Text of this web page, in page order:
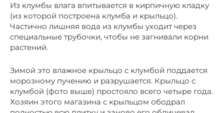
Из клумбы влага впитывается в кирпичную кладку
(из которой построена клумба и крыльцо).
Частично лишняя вода из клумбы уходит через
специальные трубочки, чтобы не загнивали корни
растений.
Зимой это влажное крыльцо с клумбой поддается
морозному пучению и разрушается. Крыльцо с
клумбой (фото выше) простояло всего четыре года.
Хозяин этого магазина с крыльцом ободрал